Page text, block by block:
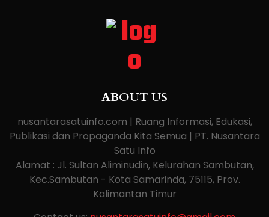
ABOUT US
nusantarasatuinfo.com | Ruang Informasi, Edukasi,
Publikasi dan Propaganda Kita Semua | PT. Nusantara
Satu Info
Alamat : Jl. Sultan Aliminudin, Kelurahan Sambutan,
Kec.Sambutan - Kota Samarinda, 75115, Prov.
Kalimantan Timur